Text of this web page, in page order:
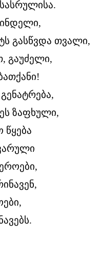
გასწვდა თვალი,
გაუძელი,
ზაფხული,
წყება